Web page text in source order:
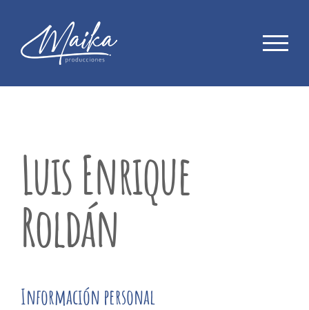
Luis Enrique
Roldán
Información personal